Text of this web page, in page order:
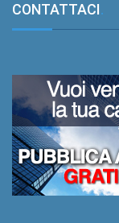
CONTATTACI.